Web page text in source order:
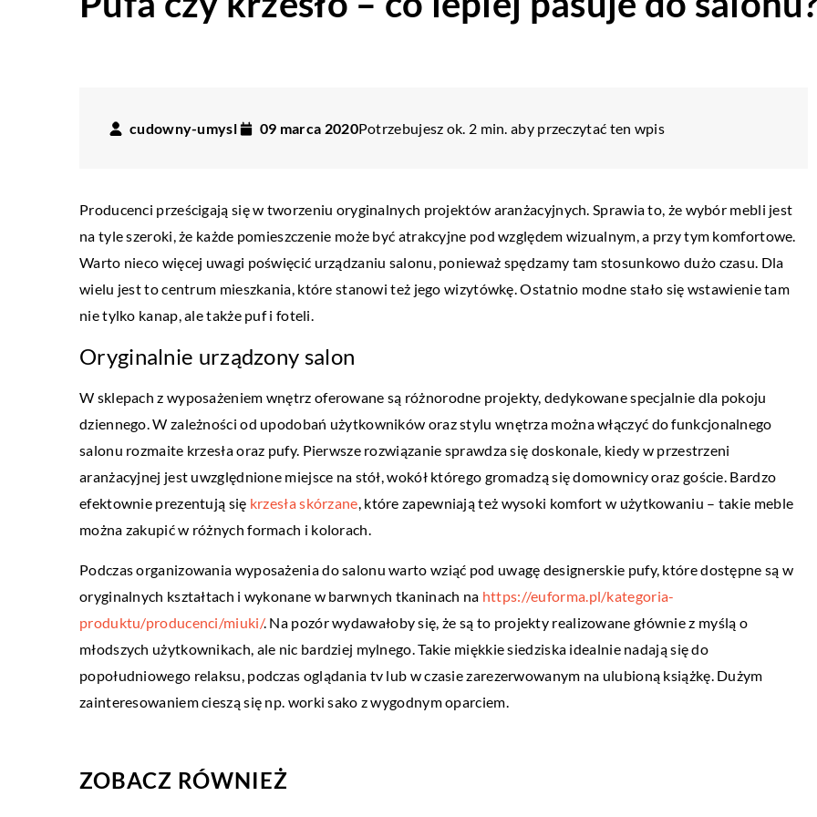
cudowny-umysl 09 marca 2020Potrzebujesz ok. 2 min. aby przeczytać ten wpis
Producenci prześcigają się w tworzeniu oryginalnych projektów aranżacyjnych. Sprawia to, że wybór mebli jest
na tyle szeroki, że każde pomieszczenie może być atrakcyjne pod względem wizualnym, a przy tym komfortowe.
Warto nieco więcej uwagi poświęcić urządzaniu salonu, ponieważ spędzamy tam stosunkowo dużo czasu. Dla
wielu jest to centrum mieszkania, które stanowi też jego wizytówkę. Ostatnio modne stało się wstawienie tam
nie tylko kanap, ale także puf i foteli.
Oryginalnie urządzony salon
W sklepach z wyposażeniem wnętrz oferowane są różnorodne projekty, dedykowane specjalnie dla pokoju
dziennego. W zależności od upodobań użytkowników oraz stylu wnętrza można włączyć do funkcjonalnego
salonu rozmaite krzesła oraz pufy. Pierwsze rozwiązanie sprawdza się doskonale, kiedy w przestrzeni
aranżacyjnej jest uwzględnione miejsce na stół, wokół którego gromadzą się domownicy oraz goście. Bardzo
efektownie prezentują się krzesła skórzane, które zapewniają też wysoki komfort w użytkowaniu – takie meble
można zakupić w różnych formach i kolorach.
Podczas organizowania wyposażenia do salonu warto wziąć pod uwagę designerskie pufy, które dostępne są w
oryginalnych kształtach i wykonane w barwnych tkaninach na https://euforma.pl/kategoria-
produktu/producenci/miuki/. Na pozór wydawałoby się, że są to projekty realizowane głównie z myślą o
młodszych użytkownikach, ale nic bardziej mylnego. Takie miękkie siedziska idealnie nadają się do
popołudniowego relaksu, podczas oglądania tv lub w czasie zarezerwowanym na ulubioną książkę. Dużym
zainteresowaniem cieszą się np. worki sako z wygodnym oparciem.
ZOBACZ RÓWNIEŻ
BEZ KATEGORII
11 maja 2022
Terapia psychodynamiczna – na czym polega
Terapia psychodynamiczna jest formą
psychoanalizy, która zajmuje się
ŻYCIE I STYL
Buty sportowe – jak je czyścić, aby
korzystać z nich codziennie